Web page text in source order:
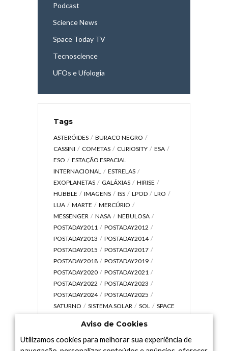
Podcast
Science News
Space Today TV
Tecnoscience
UFOs e Ufologia
Tags
ASTERÓIDES
BURACO NEGRO
CASSINI
COMETAS CURIOSITY
ESA
ESO
ESTAÇÃO ESPACIAL
INTERNACIONAL
ESTRELAS
EXOPLANETAS
GALÁXIAS
HIRISE
HUBBLE
IMAGENS ISS LPOD
LRO
LUA
MARTE
MERCÚRIO
MESSENGER
NASA
NEBULOSA
POSTADAY2011
POSTADAY2012
POSTADAY2013
POSTADAY2014
POSTADAY2015
POSTADAY2017
POSTADAY2018
POSTADAY2019
POSTADAY2020
POSTADAY2021
POSTADAY2022
POSTADAY2023
POSTADAY2024
POSTADAY2025
SATURNO
SISTEMA SOLAR SOL
SPACE
UNIVERSO
VÍDEO
Aviso de Cookies
Utilizamos cookies para melhorar sua experiência de